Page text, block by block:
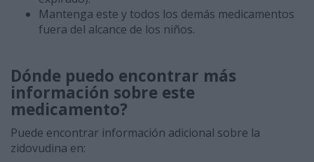
Mantenga este y todos los demás medicamentos
fuera del alcance de los niños.
Dónde puedo encontrar más
información sobre este
medicamento?
Puede encontrar información adicional sobre la
zidovudina en: